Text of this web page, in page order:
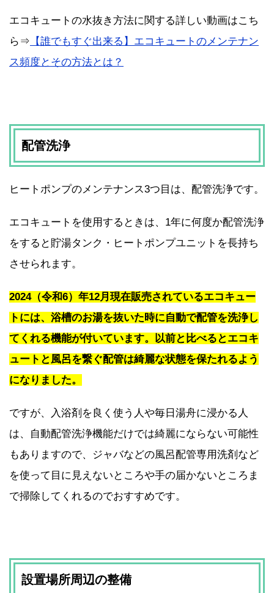
エコキュートの水抜き方法に関する詳しい動画はこち
ら⇒ 【誰でもすぐ出来る】エコキュートのメンテナン
ス頻度とその方法とは？
配管洗浄
ヒートポンプのメンテナンス3つ目は、配管洗浄です。
エコキュートを使用するときは、1年に何度か配管洗浄
をすると貯湯タンク・ヒートポンプユニットを長持ち
させられます。
2024（令和6）年12月現在販売されているエコキュー
トには、浴槽のお湯を抜いた時に自動で配管を洗浄し
てくれる機能が付いています。以前と比べるとエコキ
ュートと風呂を繋ぐ配管は綺麗な状態を保たれるよう
になりました。
ですが、入浴剤を良く使う人や毎日湯舟に浸かる人
は、自動配管洗浄機能だけでは綺麗にならない可能性
もありますので、ジャバなどの風呂配管専用洗剤など
を使って目に見えないところや手の届かないところま
で掃除してくれるのでおすすめです。
設置場所周辺の整備